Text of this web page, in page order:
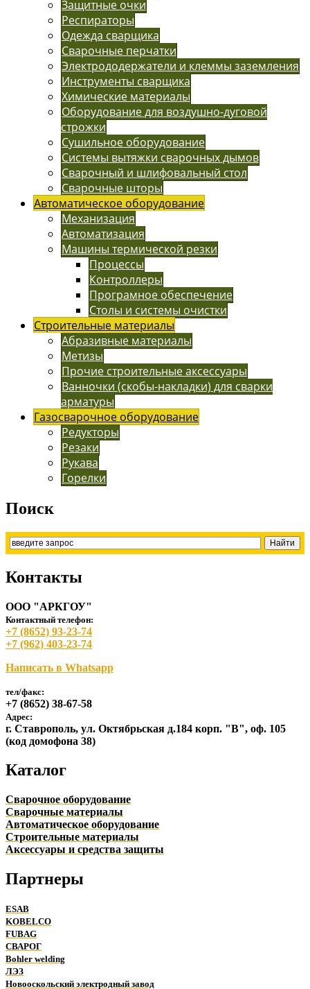
Защитные очки
Респираторы
Одежда сварщика
Сварочные перчатки
Электрододержатели и клеммы заземления
Инструменты сварщика
Химические материалы
Оборудование для воздушно-дуговой
строжки
Сушильное оборудование
Системы вытяжки сварочных дымов
Сварочный и шлифовальный стол
Сварочные шторы
Автоматическое оборудование
Механизация
Автоматизация
Машины термической резки
Процессы
Контроллеры
Програмное обеспечение
Столы и системы очистки
Строительные материалы
Абразивные материалы
Метизы
Прочие строительные аксессуары
Ванночки (скобы-накладки) для сварки
арматуры
Газосварочное оборудование
Редукторы
Резаки
Рукава
Горелки
Поиск
Контакты
ООО "АРКГОУ"
Контактный телефон:
+7 (8652) 93-23-74
+7 (962) 403-23-74
Написать в Whatsapp
тел/факс:
+7 (8652) 38-67-58
Адрес:
г. Ставрополь, ул. Октябрьская д.184 корп. "В", оф. 105
(код домофона 38)
Каталог
Сварочное оборудование
Сварочные материалы
Автоматическое оборудование
Строительные материалы
Аксессуары и средства защиты
Партнеры
ESAB
KOBELCO
FUBAG
СВАРОГ
Bohler welding
ЛЭЗ
Новооскольский электродный завод